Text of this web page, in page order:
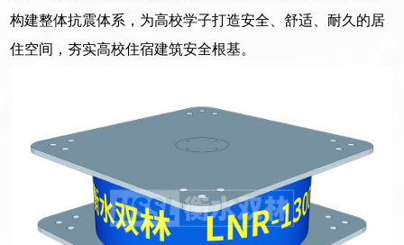
构建整体抗震体系，为高校学子打造安全、舒适、耐久的居
住空间，夯实高校住宿建筑安全根基。